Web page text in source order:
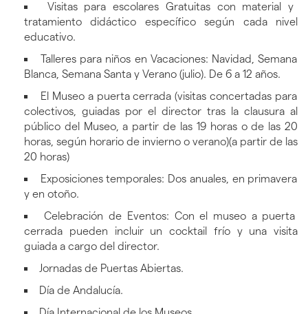
Visitas para escolares Gratuitas con material y
tratamiento didáctico específico según cada nivel
educativo.
Talleres para niños en Vacaciones: Navidad, Semana
Blanca, Semana Santa y Verano (julio). De 6 a 12 años.
El Museo a puerta cerrada (visitas concertadas para
colectivos, guiadas por el director tras la clausura al
público del Museo, a partir de las 19 horas o de las 20
horas, según horario de invierno o verano)(a partir de las
20 horas)
Exposiciones temporales: Dos anuales, en primavera
y en otoño.
Celebración de Eventos: Con el museo a puerta
cerrada pueden incluir un cocktail frío y una visita
guiada a cargo del director.
Jornadas de Puertas Abiertas.
Día de Andalucía.